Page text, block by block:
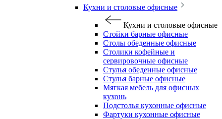
Кухни и столовые офисные
Кухни и столовые офисные
Стойки барные офисные
Столы обеденные офисные
Столики кофейные и
сервировочные офисные
Стулья обеденные офисные
Стулья барные офисные
Мягкая мебель для офисных
кухонь
Подстолья кухонные офисные
Фартуки кухонные офисные